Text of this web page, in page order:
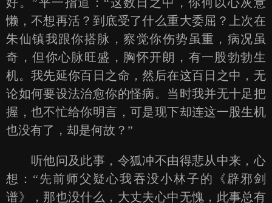
懒，不想再活？到底受了什么重大委屈？上次在
朱仙镇我跟你搭脉，察觉你伤势虽重，病况虽
奇，但你心脉旺盛，胸怀开朗，有一股勃勃生
机。我先延你百日之命，然后在这百日之中，无
论如何要设法治愈你的怪病。当时我并无十足把
握，也不忙给你明言，可是现下却连这一股生机
也没有了，却是何故？”
听他问及此事，令狐冲不由得悲从中来，心
想：“先前师父疑心我吞没小林子的《辟邪剑
谱》，那也没什么，大丈夫心中无愧，此事总有